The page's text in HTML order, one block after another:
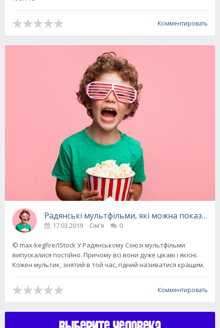
Комментировать
Радянські мультфільми, які можна показати
17.03.2019 Сім'я 0
© max-kegfire/IStock У Радянському Союзі мультфільми
випускалися постійно. Причому всі вони дуже цікаві і якісні.
Кожен мультик, знятий в той час, гідний називатися кращим.
Комментировать